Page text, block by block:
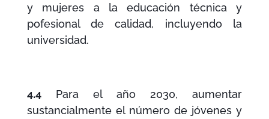
y mujeres a la educación técnica y
pofesional de calidad, incluyendo la
universidad.
4.4Para el año 2030, aumentar
sustancialmente el número de jóvenes y